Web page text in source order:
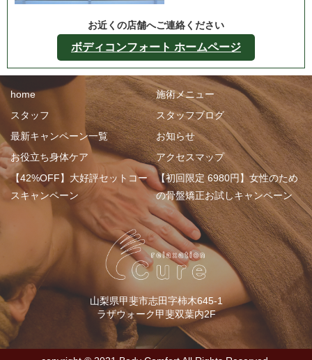
お近くの店舗へご連絡ください
ボディコンフォート ホームページ
home
施術メニュー
スタッフ
スタッフブログ
最新キャンペーン一覧
お知らせ
お役立ち身体ケア
アクセスマップ
【42%OFF】大好評セットコー
スキャンペーン
【初回限定 6980円】女性のため
の骨盤矯正お試しキャンペーン
山梨県甲斐市志田字柿木645-1
ラザウォーク甲斐双葉内2F